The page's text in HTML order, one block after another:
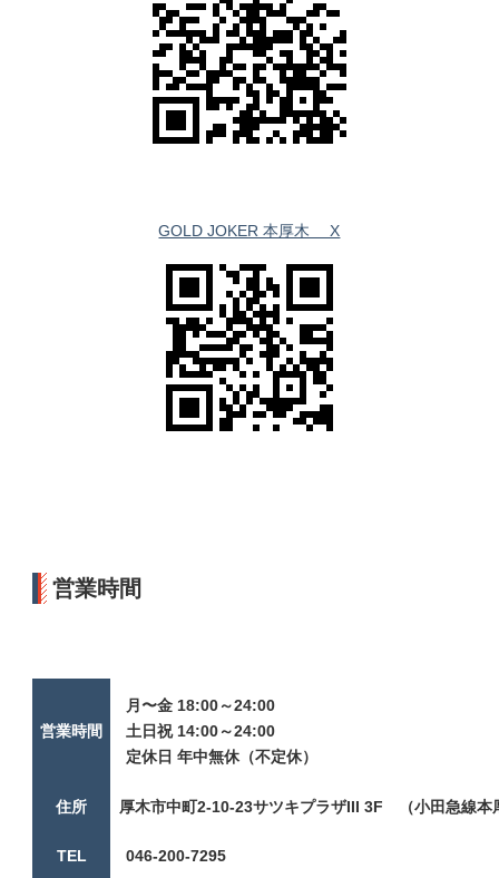
GOLD JOKER 本厚木 X
営業時間
営業時間
月〜金 18:00～24:00
土日祝 14:00～24:00
定休日 年中無休（不定休）
住所 厚木市中町2-10-23サツキプラザIII 3F （小田急線本
TEL 046-200-7295